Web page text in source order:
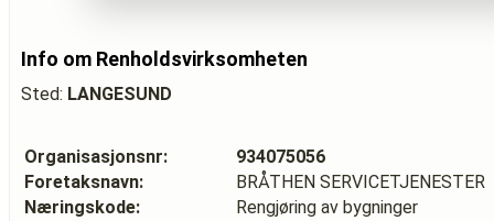
Info om Renholdsvirksomheten
Sted: LANGESUND
Organisasjonsnr:
934075056
Foretaksnavn:
BRÅTHEN SERVICETJENESTER
Næringskode:
Rengjøring av bygninger